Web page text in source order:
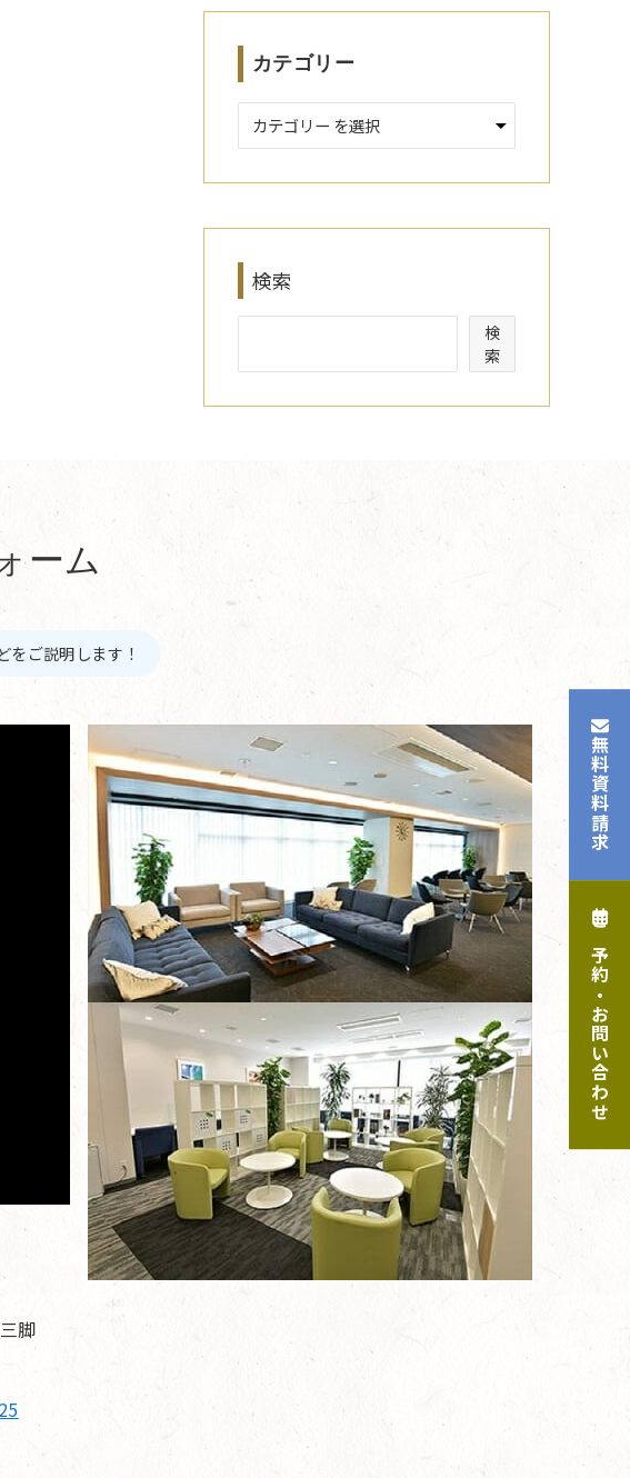
カテゴリー
検索
検
索
ーム
をご説明します！
脚
無料資料請求
ご予約・お問い合わせ